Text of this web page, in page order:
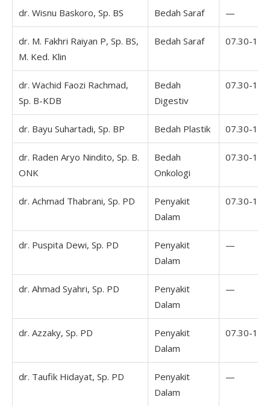
dr. Wisnu Baskoro, Sp. BS Bedah Saraf —
dr. M. Fakhri Raiyan P, Sp. BS,
M. Ked. Klin
Bedah Saraf 07.30-
dr. Wachid Faozi Rachmad,
Sp. B-KDB
Bedah
Digestiv
07.30-
dr. Bayu Suhartadi, Sp. BP Bedah Plastik 07.30-
dr. Raden Aryo Nindito, Sp. B.
ONK
Bedah
Onkologi
07.30-
dr. Achmad Thabrani, Sp. PD
Penyakit
Dalam
07.30-
dr. Puspita Dewi, Sp. PD
Penyakit
Dalam
—
dr. Ahmad Syahri, Sp. PD
Penyakit
Dalam
—
dr. Azzaky, Sp. PD
Penyakit
Dalam
07.30-
dr. Taufik Hidayat, Sp. PD
Penyakit
Dalam
—